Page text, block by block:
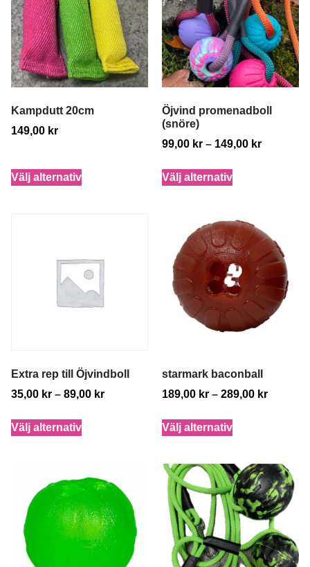
Kampdutt 20cm
149,00 kr
Välj alternativ
Öjvind promenadboll
(snöre)
99,00 kr – 149,00 kr
Välj alternativ
Extra rep till Öjvindboll
35,00 kr – 89,00 kr
Välj alternativ
starmark baconball
189,00 kr – 289,00 kr
Välj alternativ